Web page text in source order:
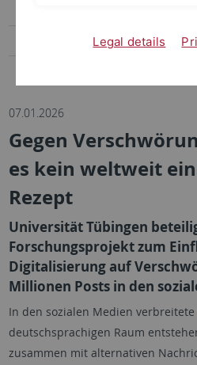
07.01.2026
Gegen
es kein weltweit
Rezept
Universität Tübingen
Forschungsprojekt zum
Digitalisierung auf
Millionen Posts in den
In den sozialen Medien
deutschsprachigen Raum
zusammen mit alternativen
Legal details